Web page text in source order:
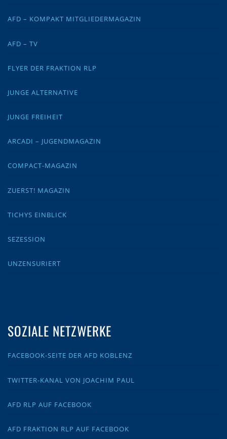
AFD – KOMPAKT MITGLIEDERMAGAZIN
AFD – TV
FLYER DER FRAKTION RLP
JUNGE ALTERNATIVE
JUNGE FREIHEIT
ARCADI – JUGENDMAGAZIN
COMPACT-MAGAZIN
ZUERST! MAGAZIN
TICHYS EINBLICK
SEZESSION
UNZENSURIERT
SOZIALE NETZWERKE
FACEBOOK-SEITE DER AFD KOBLENZ
TWITTER-KANAL VON JOACHIM PAUL
AFD RLP AUF FACEBOOK
AFD FRAKTION RLP AUF FACEBOOK